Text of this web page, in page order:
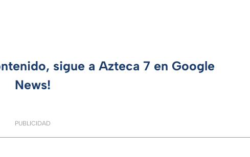
sigue a Azteca 7 en Google
News!
PUBLICIDAD